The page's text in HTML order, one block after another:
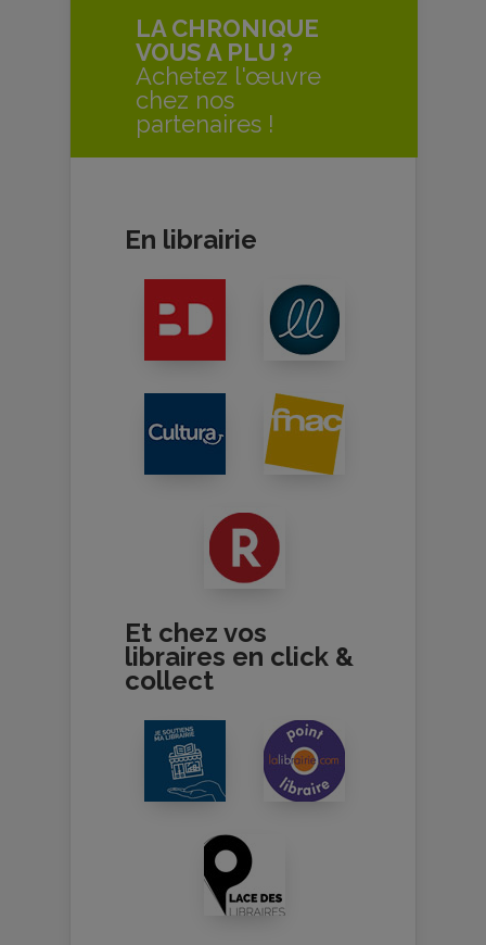
LA CHRONIQUE
VOUS A PLU ?
Achetez l'œuvre
chez nos
partenaires !
En librairie
Et chez vos
libraires en click &
collect